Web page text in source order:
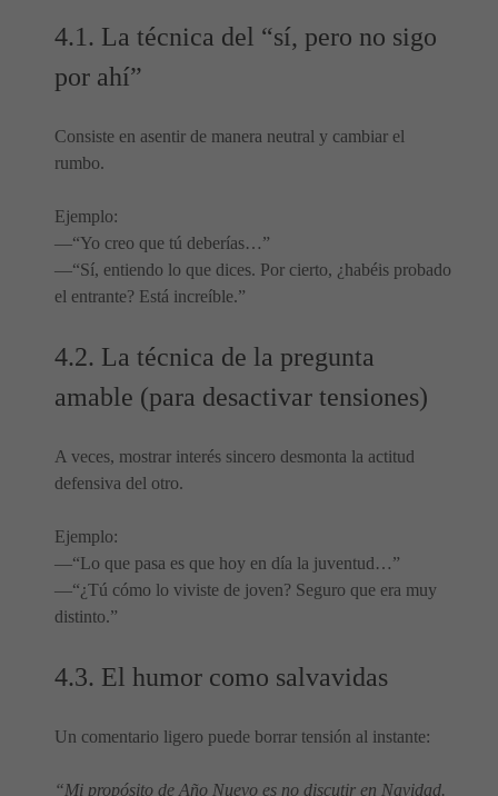
4.1. La técnica del “sí, pero no sigo
por ahí”
Consiste en asentir de manera neutral y cambiar el
rumbo.
Ejemplo:
—“Yo creo que tú deberías…”
—“Sí, entiendo lo que dices. Por cierto, ¿habéis probado
el entrante? Está increíble.”
4.2. La técnica de la pregunta
amable (para desactivar tensiones)
A veces, mostrar interés sincero desmonta la actitud
defensiva del otro.
Ejemplo:
—“Lo que pasa es que hoy en día la juventud…”
—“¿Tú cómo lo viviste de joven? Seguro que era muy
distinto.”
4.3. El humor como salvavidas
Un comentario ligero puede borrar tensión al instante:
“Mi propósito de Año Nuevo es no discutir en Navidad.